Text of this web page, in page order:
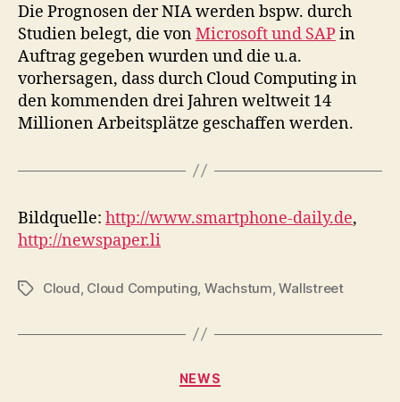
Die Prognosen der NIA werden bspw. durch
Studien belegt, die vonMicrosoft und SAPin
Auftrag gegeben wurden und die u.a.
vorhersagen, dass durch Cloud Computing in
den kommenden drei Jahren weltweit 14
Millionen Arbeitsplätze geschaffen werden.
Bildquelle: http://www.smartphone-daily.de,
http://newspaper.li
TagsCloud Cloud Computing Wachstum ,Wallstreet
Categories
NEWS